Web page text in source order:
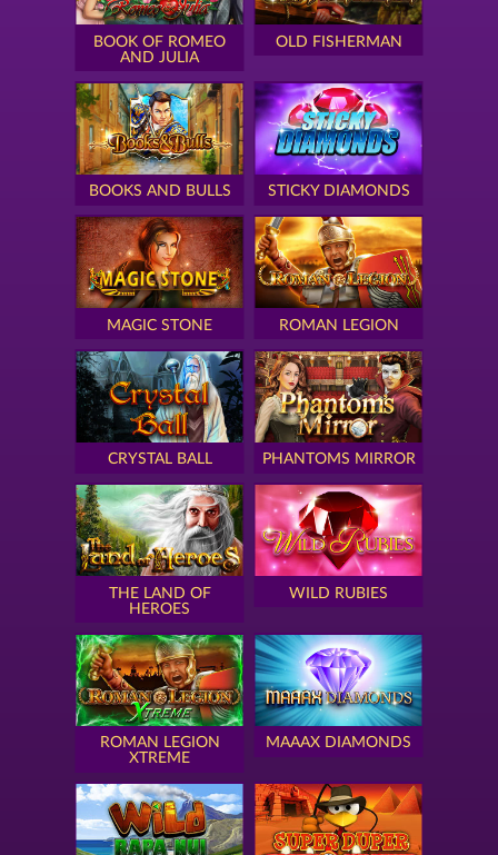
BOOK OF ROMEO
AND JULIA
OLD FISHERMAN
BOOKS AND BULLS STICKY DIAMONDS
MAGIC STONE ROMAN LEGION
CRYSTAL BALL PHANTOMS MIRROR
THE LAND OF
HEROES
WILD RUBIES
ROMAN LEGION
XTREME
MAAAX DIAMONDS